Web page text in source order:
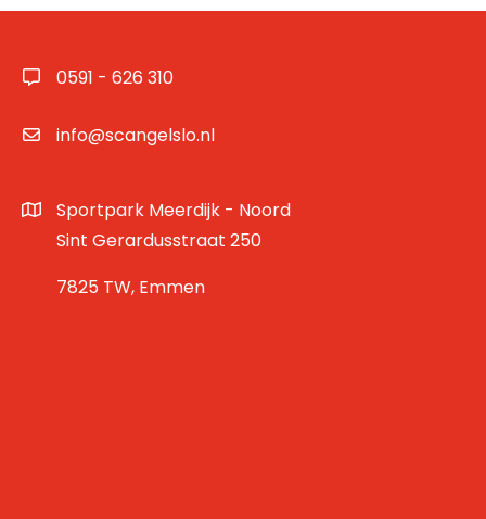
0591 - 626 310
info@scangelslo.nl
Sportpark Meerdijk - Noord
Sint Gerardusstraat 250
7825 TW, Emmen